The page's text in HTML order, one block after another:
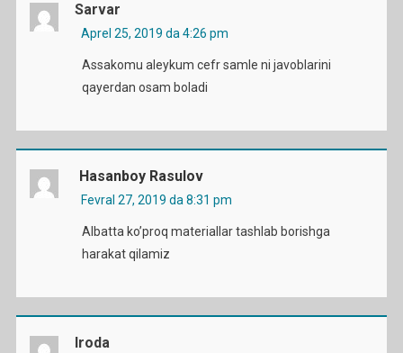
Sarvar
Aprel 25, 2019 da 4:26 pm
Assakomu aleykum cefr samle ni javoblarini
qayerdan osam boladi
Hasanboy Rasulov
Fevral 27, 2019 da 8:31 pm
Albatta ko’proq materiallar tashlab borishga
harakat qilamiz
Iroda